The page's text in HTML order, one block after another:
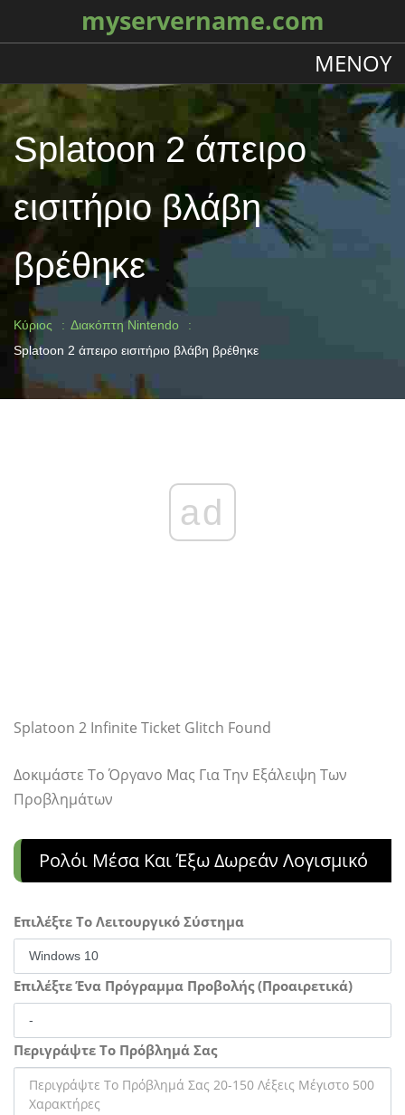
myservername.com
ΜΕΝΟΎ
Splatoon 2 άπειρο
εισιτήριο βλάβη
βρέθηκε
Κύριος
Διακόπτη Nintendo
Splatoon 2 άπειρο εισιτήριο βλάβη βρέθηκε
ad
Splatoon 2 Infinite Ticket Glitch Found
Δοκιμάστε Το Όργανο Μας Για Την Εξάλειψη Των
Προβλημάτων
Ρολόι Μέσα Και Έξω Δωρεάν Λογισμικό
Επιλέξτε Το Λειτουργικό Σύστημα
Επιλέξτε Ένα Πρόγραμμα Προβολής (Προαιρετικά)
Περιγράψτε Το Πρόβλημά Σας